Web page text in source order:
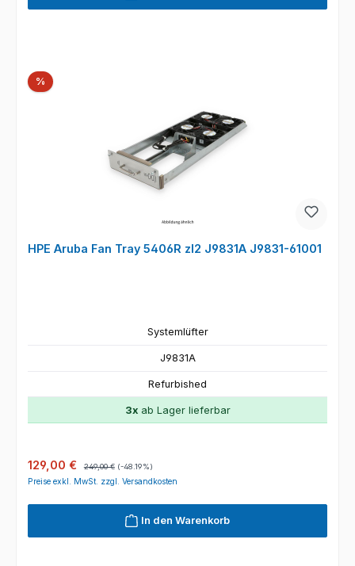
%Rabatt
HPE Aruba Fan Tray 5406R zl2 J9831A J9831-61001
Systemlüfter
J9831A
Refurbished
3xab Lager lieferbar
Verkaufspreis:
129,00 € 249,00 € (-48.19%)
Preise exkl. MwSt. zzgl. Versandkosten
In den Warenkorb